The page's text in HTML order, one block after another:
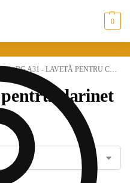
0
A31 - LAVETĂ PENTRU CLARINET SIB/MIB”
clarinet